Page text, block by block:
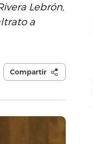
Lebrón,
a
Compartir